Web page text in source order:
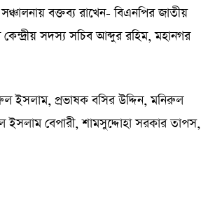
বক্তব্য রাখেন- বিএনপির জাতীয়
সদস্য সচিব আব্দুর রহিম, মহানগর
প্রভাষক বসির উদ্দিন, মনিরুল
বেপারী, শামসুদ্দোহা সরকার তাপস,